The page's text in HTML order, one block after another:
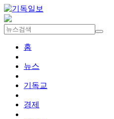
홈
뉴스
기독교
경제